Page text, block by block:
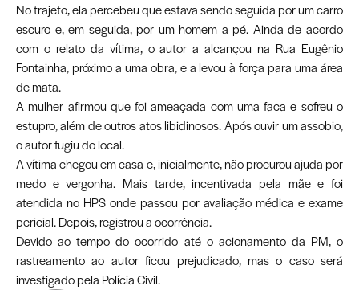
No trajeto, ela percebeu que estava sendo seguida por um carro
escuro e, em seguida, por um homem a pé. Ainda de acordo
com o relato da vítima, o autor a alcançou na Rua Eugênio
Fontainha, próximo a uma obra, e a levou à força para uma área
de mata.
A mulher afirmou que foi ameaçada com uma faca e sofreu o
estupro, além de outros atos libidinosos. Após ouvir um assobio,
o autor fugiu do local.
A vítima chegou em casa e, inicialmente, não procurou ajuda por
medo e vergonha. Mais tarde, incentivada pela mãe e foi
atendida no HPS onde passou por avaliação médica e exame
pericial. Depois, registrou a ocorrência.
Devido ao tempo do ocorrido até o acionamento da PM, o
rastreamento ao autor ficou prejudicado, mas o caso será
investigado pela Polícia Civil.